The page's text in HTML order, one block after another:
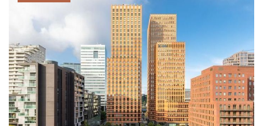
met 30 november 2056 en is afgekocht.
V V E
De woning maakt deel uit van een actieve en gezonde
vereniging van eigenaren VvE ‘’De Grote Wijzer’’ te
Amsterdam, bestaande uit 26 woningen met
parkeerplaatsen. De administratie wordt professioneel
verzorgd door Munnik VVE Beheer BV, en de maandelijkse
servicekosten bedragen circa €187.69. Er is een